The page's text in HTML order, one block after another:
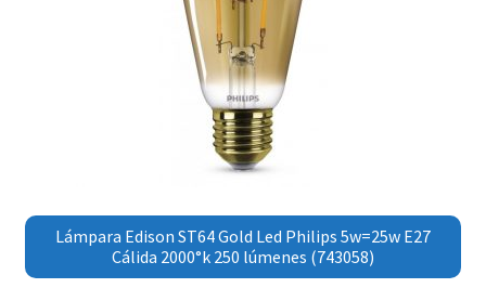
Lámpara Edison ST64 Gold Led Philips 5w=25w E27
Cálida 2000°k 250 lúmenes (743058)